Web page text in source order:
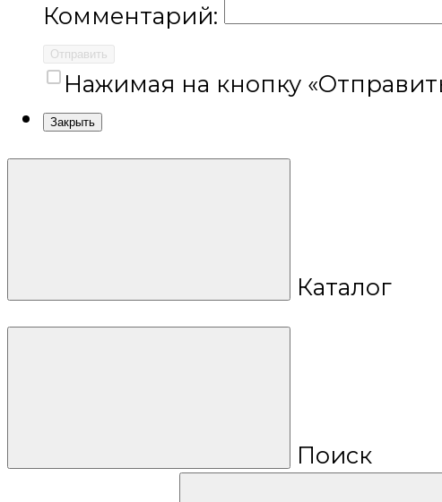
Комментарий:
Отправить
Нажимая на кнопку
Закрыть
Каталог
Поиск